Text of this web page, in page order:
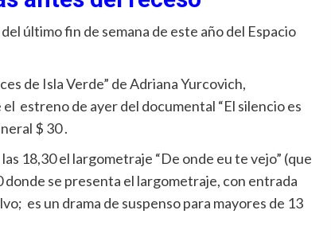
último fin de semana de este año del Espacio
de Isla Verde” de Adriana Yurcovich,
estreno de ayer del documental “El silencio es
$ 30 .
18,30 el largometraje “De onde eu te vejo” (que
se presenta el largometraje, con entrada
es un drama de suspenso para mayores de 13